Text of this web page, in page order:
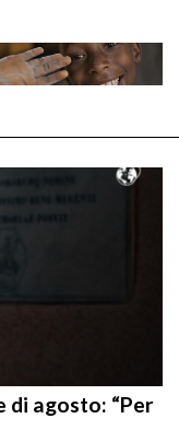
di agosto: “Per